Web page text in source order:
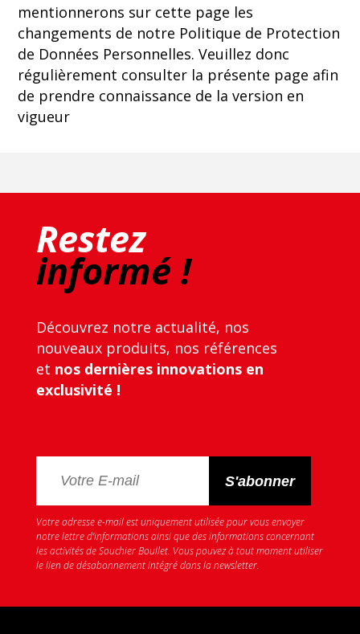
mentionnerons sur cette page les
changements de notre Politique de Protection
de Données Personnelles. Veuillez donc
régulièrement consulter la présente page afin
de prendre connaissance de la version en
vigueur
Restez
informé !
Découvrez notre actualité, nos
nouveaux produits, nos références
et nos dernières innovations en
exclusivité !
Votre adresse e-mail est uniquement utilisée pour vous envoyer
notre lettre d’informations ainsi que des informations concernant
les activités de Souchier Boullet. Vous pouvez à tout moment utiliser
le lien de désabonnement intégré dans la newsletter.